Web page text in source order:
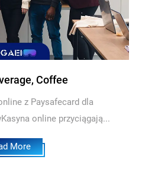
Coffee
z Paysafecard dla
online przyciągają...
More